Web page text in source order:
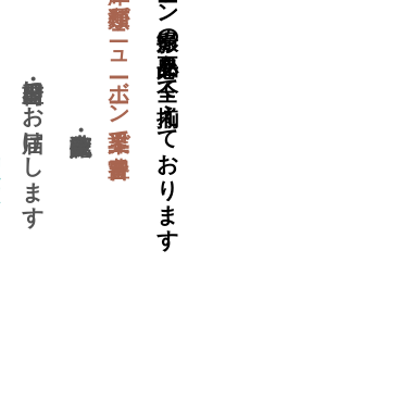
当日出荷・翌日にお届けします
​在庫と種類がニューボーン業界で一番豊富ニューボーン撮影の必要品を全て揃えております